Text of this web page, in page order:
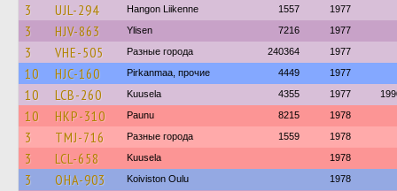
3 UJL-294 Hangon Liikenne 1557 1977
3 HJV-863 Ylisen 7216 1977
3 VHE-505 Разные города 240364 1977
10 HJC-160 Pirkanmaa, прочие 4449 1977
10 LCB-260 Kuusela 4355 1977
10 HKP-310 Paunu 8215 1978
3 TMJ-716 Разные города 1559 1978
3 LCL-658 Kuusela 1978
3 OHA-903 Koiviston Oulu 1978